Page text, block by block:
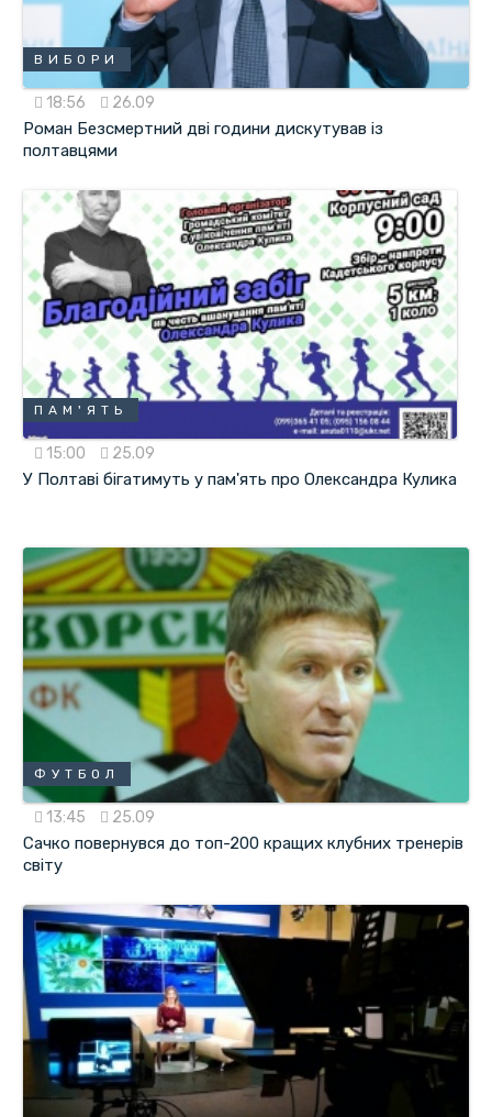
ВИБОРИ
18:56 26.09
Роман Безсмертний дві години дискутував із
полтавцями
ПАМ'ЯТЬ
15:00 25.09
У Полтаві бігатимуть у пам'ять про Олександра Кулика
ФУТБОЛ
13:45 25.09
Сачко повернувся до топ-200 кращих клубних тренерів
світу